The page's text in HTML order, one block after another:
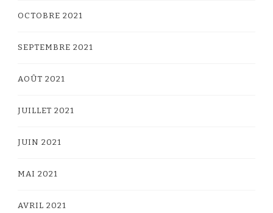
OCTOBRE 2021
SEPTEMBRE 2021
AOÛT 2021
JUILLET 2021
JUIN 2021
MAI 2021
AVRIL 2021